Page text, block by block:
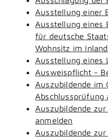
Ausstellung einer
Ausstellung eines
für deutsche
Wohnsitz im
Ausstellung eines
Ausweispflicht -
Auszubildende im
Abschlussprüfung
Auszubildende
anmelden
Auszubildende